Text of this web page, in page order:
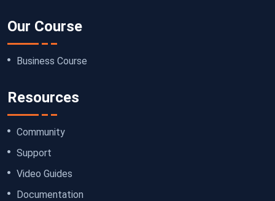
Our Course
Business Course
Resources
Community
Support
Video Guides
Documentation